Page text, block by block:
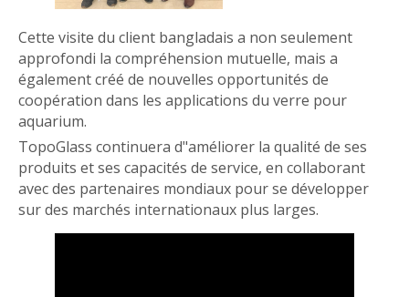
Cette visite du client bangladais a non seulement
approfondi la compréhension mutuelle, mais a
également créé de nouvelles opportunités de
coopération dans les applications du verre pour
aquarium.
TopoGlass continuera d"améliorer la qualité de ses
produits et ses capacités de service, en collaborant
avec des partenaires mondiaux pour se développer
sur des marchés internationaux plus larges.